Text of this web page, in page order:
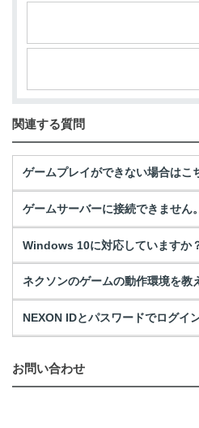
関連する質問
ゲームプレイができない場合はこ
ゲームサーバーに接続できません。
Windows 10に対応していますか
ネクソンのゲームの動作環境を教
NEXON IDとパスワードでログイ
お問い合わせ